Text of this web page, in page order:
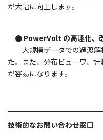
が大幅に向上します。
● PowerVolt の高速化、
大規模データでの過渡解
た。また、分布ビューワ、
が容易になります。
技術的なお問い合わせ窓口